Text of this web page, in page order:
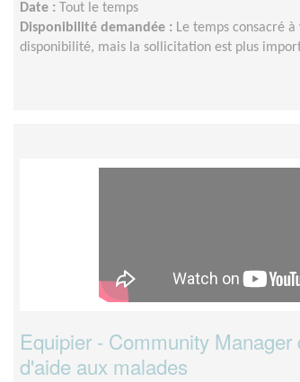
Date :
Tout le temps
Disponibilité demandée : Le temps consacré
disponibilité, mais la sollicitation est plus
Equipier - Community Manager
d'aide aux malades